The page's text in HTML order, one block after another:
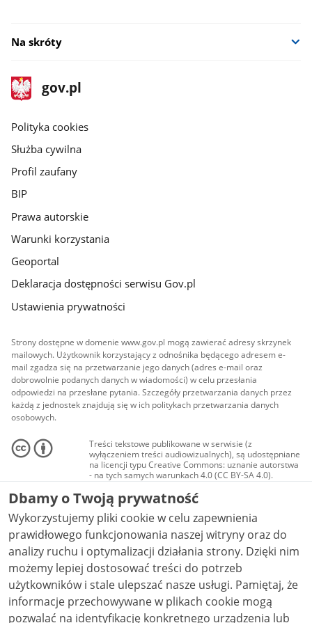
Na skróty
stopka
gov.pl
Strona
gov.pl
gov.pl
Polityka cookies
Służba cywilna
Profil zaufany
BIP
Prawa autorskie
Warunki korzystania
Geoportal
Deklaracja dostępności serwisu Gov.pl
Ustawienia prywatności
Strony dostępne w domenie www.gov.pl mogą zawierać adresy skrzynek
mailowych. Użytkownik korzystający z odnośnika będącego adresem e-
mail zgadza się na przetwarzanie jego danych (adres e-mail oraz
dobrowolnie podanych danych w wiadomości) w celu przesłania
odpowiedzi na przesłane pytania. Szczegóły przetwarzania danych przez
każdą z jednostek znajdują się w ich politykach przetwarzania danych
osobowych.
Treści tekstowe publikowane w serwisie (z
wyłączeniem treści audiowizualnych), są udostępniane
na licencji typu Creative Commons: uznanie autorstwa
- na tych samych warunkach 4.0 (CC BY-SA 4.0).
Materiały audiowizualne, w tym zdjęcia, materiały
audio i wideo, są udostępniane na licencji typu
Creative Commons: uznanie autorstwa użycie
niekomercyjne - bez utworów zależnych 4.0 (CC BY-
NC-ND 4.0), o ile nie jest to stwierdzone inaczej.
Dbamy o Twoją prywatność
Wykorzystujemy pliki cookie w celu zapewnienia
prawidłowego funkcjonowania naszej witryny oraz do
analizy ruchu i optymalizacji działania strony. Dzięki nim
możemy lepiej dostosować treści do potrzeb
użytkowników i stale ulepszać nasze usługi. Pamiętaj, że
informacje przechowywane w plikach cookie mogą
pozwalać na identyfikację konkretnego urządzenia lub